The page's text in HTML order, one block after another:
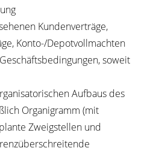
Kundenverträge,
Konto-/Depotvollmachten
soweit
Aufbaus des
Organigramm (mit
Zweigstellen und